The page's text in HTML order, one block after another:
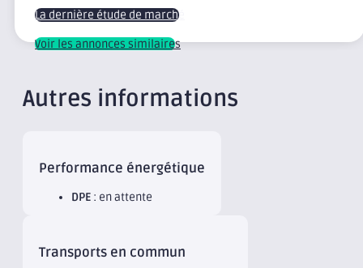
La dernière étude de marché
Voir les annonces similaires
Autres informations
Performance énergétique
DPE : en attente
Transports en commun